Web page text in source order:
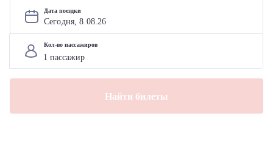
Дата поездки
Сегодня, 8.08.26
Кол-во пассажиров
Найти билеты